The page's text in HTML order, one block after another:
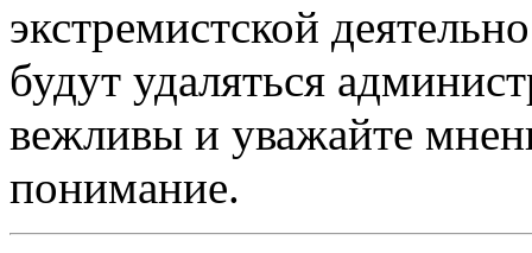
экстремистской
будут удаляться
вежливы и уважайте
понимание.